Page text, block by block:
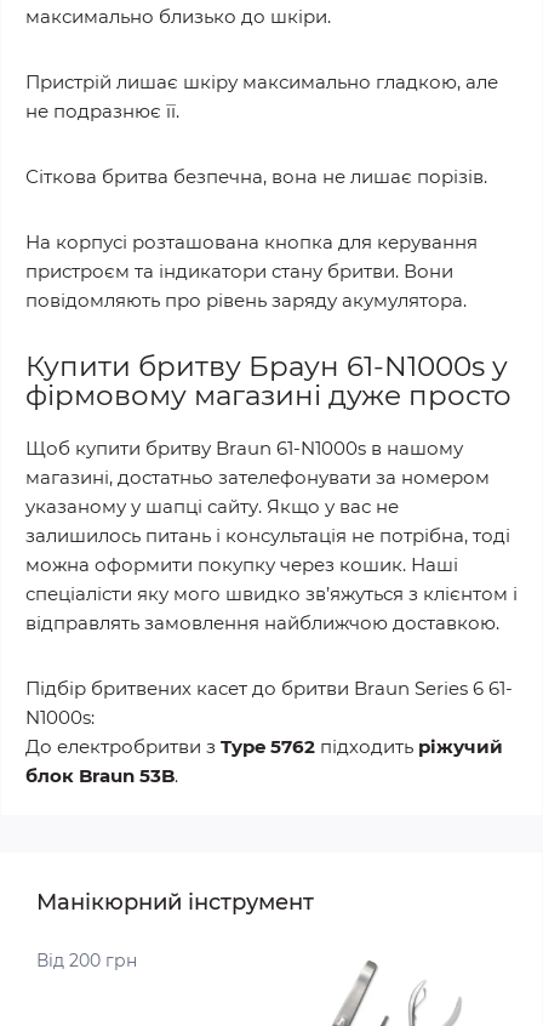
максимально близько до шкіри.
Пристрій лишає шкіру максимально гладкою, але
не подразнює її.
Сіткова бритва безпечна, вона не лишає порізів.
На корпусі розташована кнопка для керування
пристроєм та індикатори стану бритви. Вони
повідомляють про рівень заряду акумулятора.
Купити бритву Браун 61-N1000s у
фірмовому магазині дуже просто
Щоб купити бритву Braun 61-N1000s в нашому
магазині, достатньо зателефонувати за номером
указаному у шапці сайту. Якщо у вас не
залишилось питань і консультація не потрібна, тоді
можна оформити покупку через кошик. Наші
спеціалісти яку мого швидко зв’яжуться з клієнтом і
відправлять замовлення найближчою доставкою.
Підбір бритвених касет до бритви Braun Series 6 61-
N1000s:
До електробритви з Type 5762 підходить ріжучий
блок Braun 53B.
Манікюрний інструмент
Від 200 грн